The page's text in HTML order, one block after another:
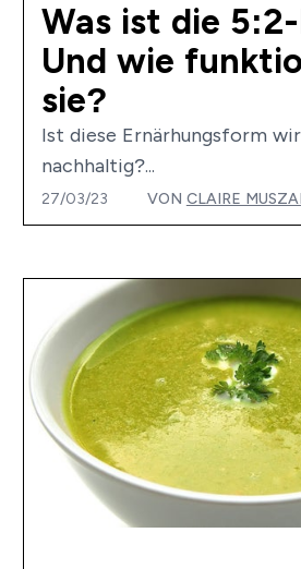
Was ist die
Und wie
sie?
Ist diese Ernärhungsform
nachhaltig?...
27/03/23 VON CLAIRE